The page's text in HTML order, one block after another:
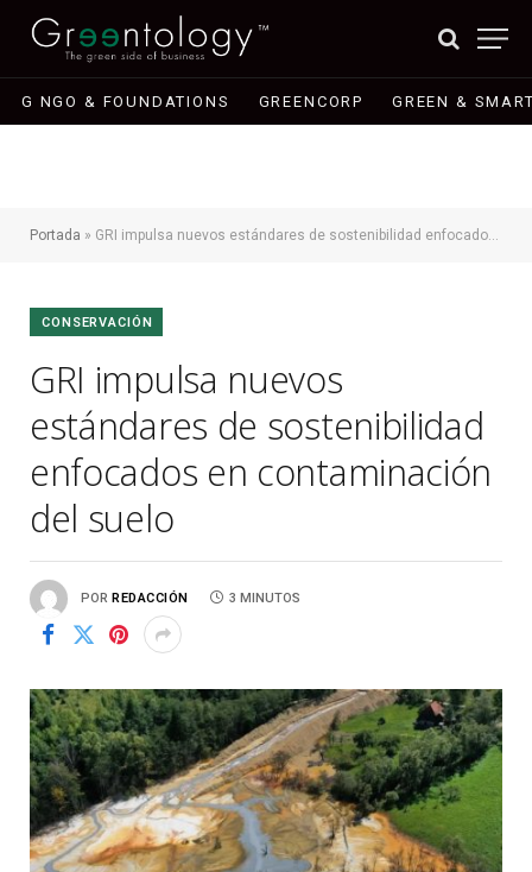
G NGO & FOUNDATIONS GREENCORP GREEN &
Portada » GRI impulsa nuevos estándares de sostenibilidad enfocados en contaminación del suelo
CONSERVACIÓN
GRI impulsa nuevos
estándares de sostenibilidad
enfocados en contaminación
del suelo
POR REDACCIÓN 3 MINUTOS